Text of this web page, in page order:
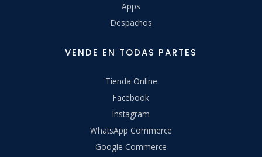
Apps
Despachos
VENDE EN TODAS PARTES
Tienda Online
Facebook
Instagram
WhatsApp Commerce
Google Commerce